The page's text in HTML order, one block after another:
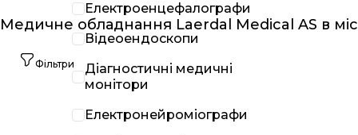
Медичне обладнання Laerdal Medical AS в
Фільтри
Електроенцефалографи
Відеоендоскопи
Діагностичні медичні
монітори
Електронейроміографи